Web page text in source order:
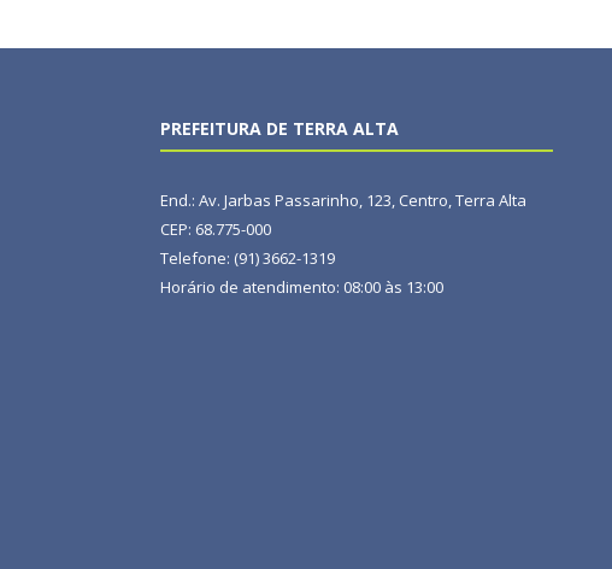
PREFEITURA DE TERRA ALTA
End.: Av. Jarbas Passarinho, 123, Centro, Terra Alta
CEP: 68.775-000
Telefone: (91) 3662-1319
Horário de atendimento: 08:00 às 13:00